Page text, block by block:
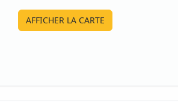
AFFICHER LA CARTE